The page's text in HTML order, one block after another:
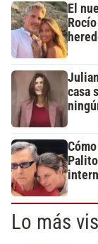
El
casa
Lo más